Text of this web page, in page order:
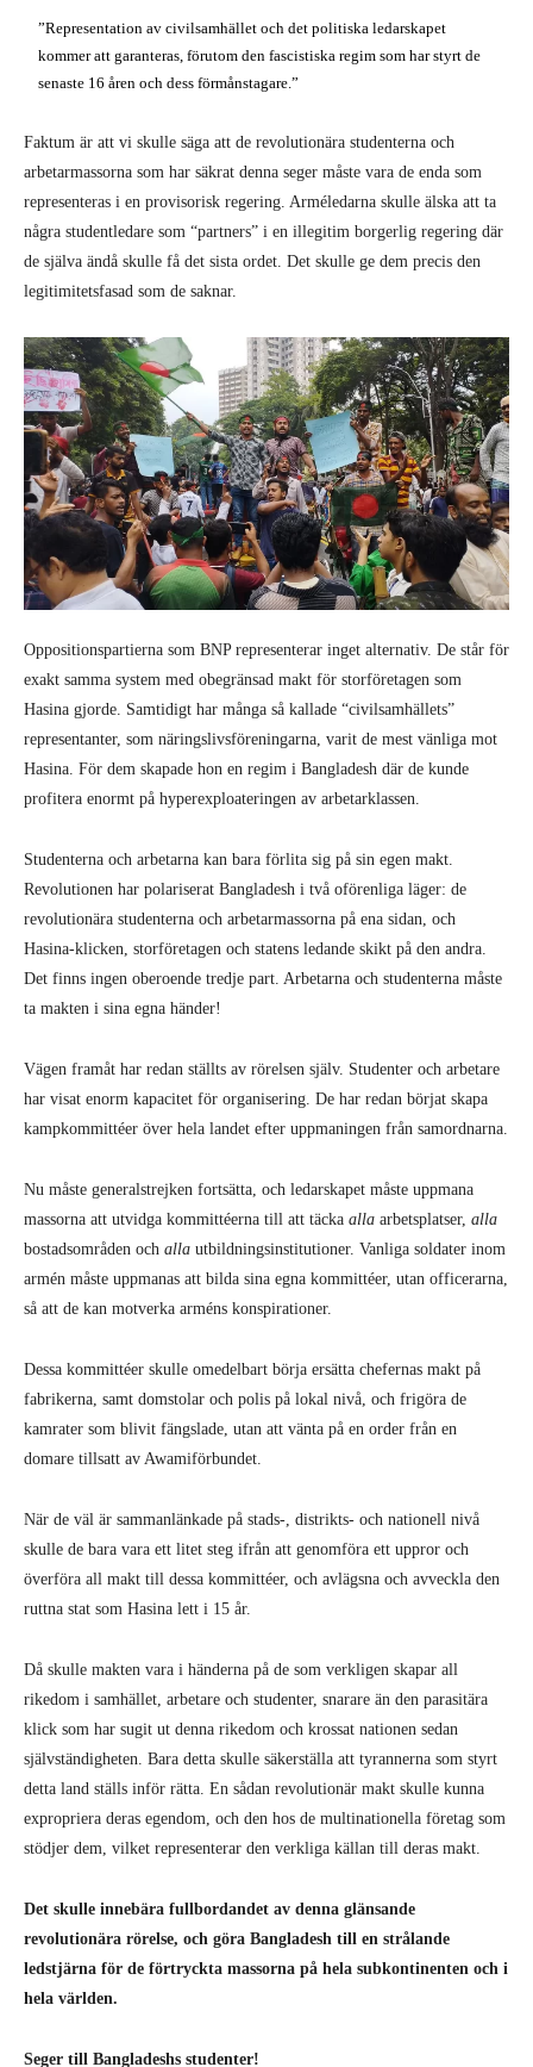
”Representation av civilsamhället och det politiska ledarskapet
kommer att garanteras, förutom den fascistiska regim som har styrt de
senaste 16 åren och dess förmånstagare.”
Faktum är att vi skulle säga att de revolutionära studenterna och
arbetarmassorna som har säkrat denna seger måste vara de enda som
representeras i en provisorisk regering. Arméledarna skulle älska att ta
några studentledare som “partners” i en illegitim borgerlig regering där
de själva ändå skulle få det sista ordet. Det skulle ge dem precis den
legitimitetsfasad som de saknar.
Oppositionspartierna som BNP representerar inget alternativ. De står för
exakt samma system med obegränsad makt för storföretagen som
Hasina gjorde. Samtidigt har många så kallade “civilsamhällets”
representanter, som näringslivsföreningarna, varit de mest vänliga mot
Hasina. För dem skapade hon en regim i Bangladesh där de kunde
profitera enormt på hyperexploateringen av arbetarklassen.
Studenterna och arbetarna kan bara förlita sig på sin egen makt.
Revolutionen har polariserat Bangladesh i två oförenliga läger: de
revolutionära studenterna och arbetarmassorna på ena sidan, och
Hasina-klicken, storföretagen och statens ledande skikt på den andra.
Det finns ingen oberoende tredje part. Arbetarna och studenterna måste
ta makten i sina egna händer!
Vägen framåt har redan ställts av rörelsen själv. Studenter och arbetare
har visat enorm kapacitet för organisering. De har redan börjat skapa
kampkommittéer över hela landet efter uppmaningen från samordnarna.
Nu måste generalstrejken fortsätta, och ledarskapet måste uppmana
massorna att utvidga kommittéerna till att täcka alla arbetsplatser, alla
bostadsområden och alla utbildningsinstitutioner. Vanliga soldater inom
armén måste uppmanas att bilda sina egna kommittéer, utan officerarna,
så att de kan motverka arméns konspirationer.
Dessa kommittéer skulle omedelbart börja ersätta chefernas makt på
fabrikerna, samt domstolar och polis på lokal nivå, och frigöra de
kamrater som blivit fängslade, utan att vänta på en order från en
domare tillsatt av Awamiförbundet.
När de väl är sammanlänkade på stads-, distrikts- och nationell nivå
skulle de bara vara ett litet steg ifrån att genomföra ett uppror och
överföra all makt till dessa kommittéer, och avlägsna och avveckla den
ruttna stat som Hasina lett i 15 år.
Då skulle makten vara i händerna på de som verkligen skapar all
rikedom i samhället, arbetare och studenter, snarare än den parasitära
klick som har sugit ut denna rikedom och krossat nationen sedan
självständigheten. Bara detta skulle säkerställa att tyrannerna som styrt
detta land ställs inför rätta. En sådan revolutionär makt skulle kunna
expropriera deras egendom, och den hos de multinationella företag som
stödjer dem, vilket representerar den verkliga källan till deras makt.
Det skulle innebära fullbordandet av denna glänsande
revolutionära rörelse, och göra Bangladesh till en strålande
ledstjärna för de förtryckta massorna på hela subkontinenten och i
hela världen.
Seger till Bangladeshs studenter!